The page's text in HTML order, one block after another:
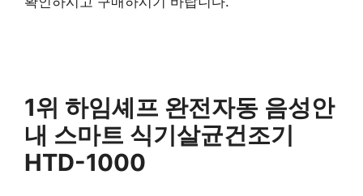
1위 하임셰프 완전자동 음성안
내 스마트 식기살균건조기
HTD-1000